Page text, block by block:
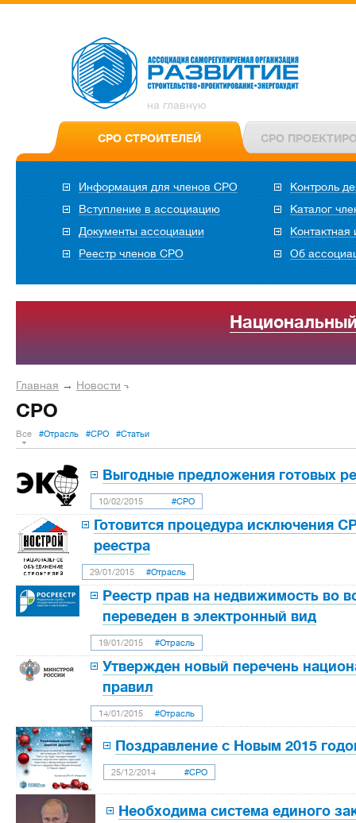
на главную
СРО СТРОИТЕЛЕЙ СРО
Информация для членов СРО
Вступление в ассоциацию
Документы ассоциации
Реестр членов СРО
Контроль
Каталог
Об
Главная → Новости
СРО
Все #Отрасль #СРО #Статьи
Выгодные предложения готовых
10/02/2015 #СРО
Готовится процедура исключения
реестра
29/01/2015 #Отрасль
Реестр прав на недвижимость во
переведен в электронный вид
19/01/2015 #Отрасль
Утвержден новый перечень
правил
14/01/2015 #Отрасль
Поздравление с Новым 2015
25/12/2014 #СРО
Необходима система единого